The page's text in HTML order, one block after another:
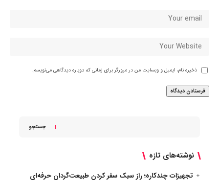
ذخیره نام، ایمیل و وبسایت من در مرورگر برای زمانی که دوباره دیدگاهی می‌نویسم.
جستجو
نوشته‌های تازه
تجهیزات چندکاره؛ راز سبک سفر کردن طبیعت‌گردان حرفه‌ای